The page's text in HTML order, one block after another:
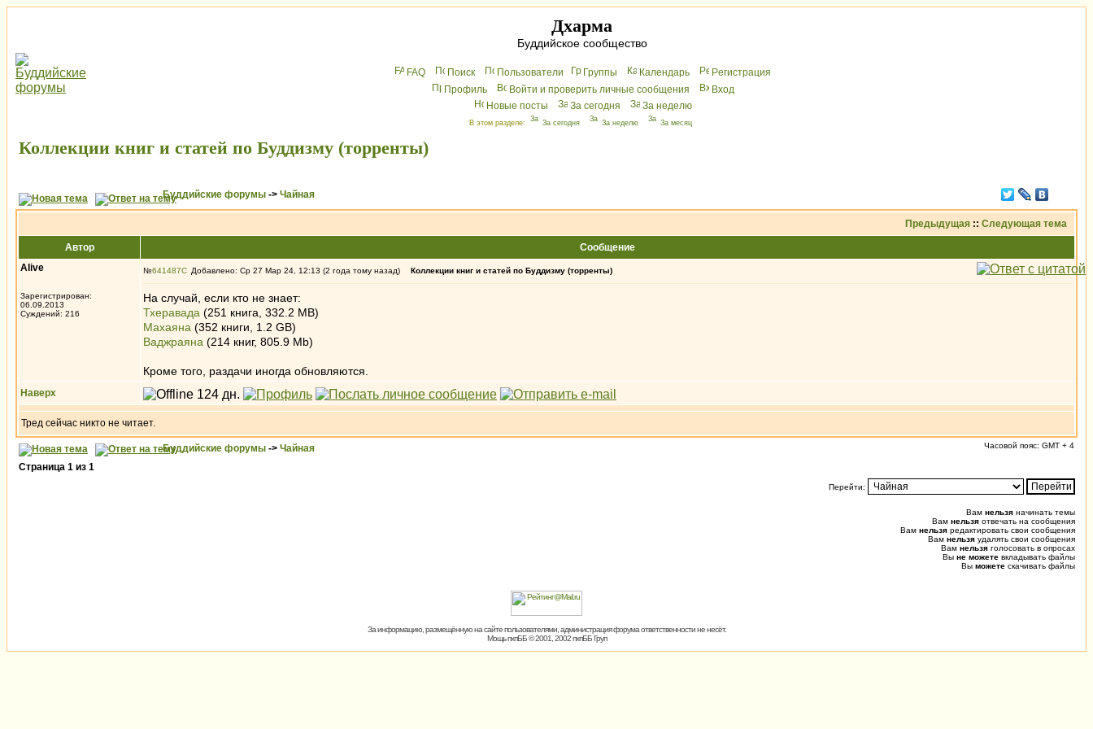
Дхарма
Буддийское сообщество
FAQ Поиск Пользователи Группы Календарь
Peгиcтрaция
Профиль
Войти и проверить личные сообщения
Вхoд
Новые посты
За сегодня За неделю
В этом разделе: За сегодня За неделю За месяц
Коллекции книг и статей по Буддизму (торренты)
Буддийские форумы -> Чайная
Предыдущая :: Следующая тема
Автор
Сообщение
Alive
Зарегистрирован:
06.09.2013
Суждений: 216
№641487 Добавлено: Ср 27 Мар 24, 12:13 (2 года тому назад) Коллекции книг и статей по Буддизму (торренты)
На случай, если кто не знает:
Тхеравада (251 книга, 332.2 MB)
Махаяна (352 книги, 1.2 GB)
Ваджраяна (214 книг, 805.9 Mb)
Кроме того, раздачи иногда обновляются.
Наверх
Тред сейчас никто не читает.
Буддийские форумы -> Чайная Часовой пояс: GMT + 4
Страница 1 из 1
Перейти:
Вам нельзя начинать темы
Вам нельзя отвечать на сообщения
Вам нельзя редактировать свои сообщения
Вам нельзя удалять свои сообщения
Вам нельзя голосовать в опросах
Вы не можете вкладывать файлы
Вы можете скачивать файлы
За информацию, размещённую на сайте пользователями, администрация форума ответственности не несёт.
Мощь пхпББ © 2001, 2002 пхпББ Груп